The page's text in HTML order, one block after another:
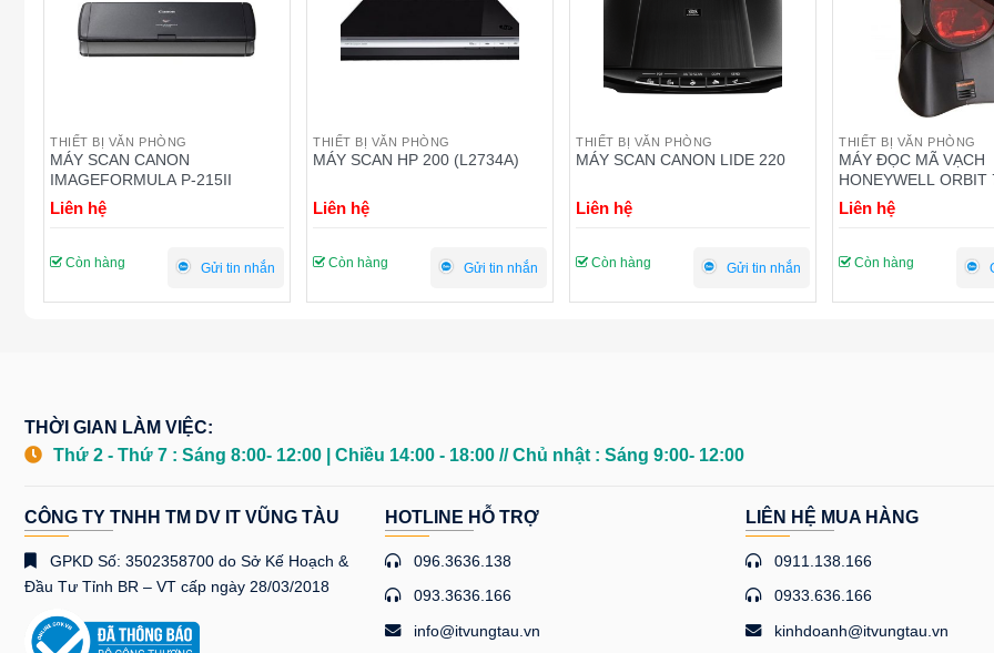
THIẾT BỊ VĂN PHÒNG
MÁY SCAN HP 200 (L2734A)
Liên hệ
Còn hàng Gửi tin nhắn
THIẾT BỊ VĂN PHÒNG
MÁY SCAN CANON LIDE 220
Liên hệ
Còn hàng Gửi tin nhắn
THIẾT BỊ VĂN PHÒNG
MÁY ĐỌC MÃ VẠCH
MS7120
Liên hệ
Còn hàng Gửi tin nhắn
THIẾT BỊ VĂN PHÒNG
MÁY FAX
987
Liên hệ
Còn hàng
THỜI GIAN LÀM VIỆC:
Thứ 2 - Thứ 7 : Sáng 8:00- 12:00 | Chiều 14:00 - 18:00 // Chủ nhật : Sáng 9:00- 12:00
CÔNG TY TNHH TM DV IT VŨNG TÀU
GPKD Số: 3502358700 do Sở Kế Hoạch &
Đầu Tư Tỉnh BR – VT cấp ngày 28/03/2018
HOTLINE HỖ TRỢ
096.3636.138
093.3636.166
info@itvungtau.vn
LIÊN HỆ MUA HÀNG
0911.138.166
0933.636.166
kinhdoanh@itvungtau.vn